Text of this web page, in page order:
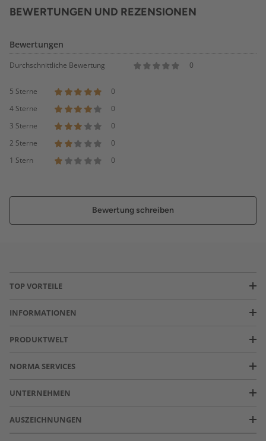
BEWERTUNGEN UND REZENSIONEN
Bewertungen
Durchschnittliche Bewertung 0
5 Sterne
0
4 Sterne
0
3 Sterne
0
2 Sterne
0
1 Stern
0
Bewertung schreiben
TOP VORTEILE
INFORMATIONEN
PRODUKTWELT
NORMA SERVICES
UNTERNEHMEN
AUSZEICHNUNGEN